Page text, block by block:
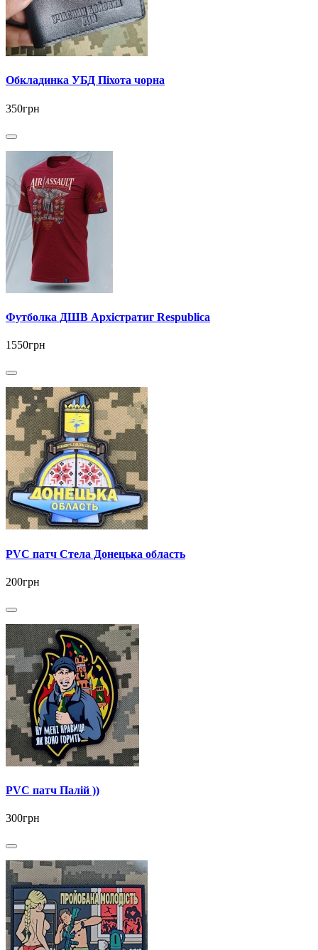
Обкладинка УБД Піхота чорна
350грн
Футболка ДШВ Архістратиг Respublica
1550грн
PVC патч Стела Донецька область
200грн
PVC патч Палій ))
300грн